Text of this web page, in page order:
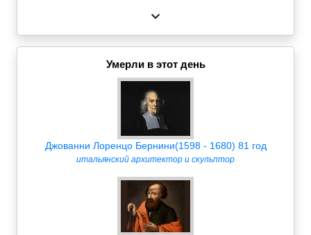
Умерли в этот день
Джованни Лоренцо Бернини(1598 - 1680) 81 год
итальянский архитектор и скульптор